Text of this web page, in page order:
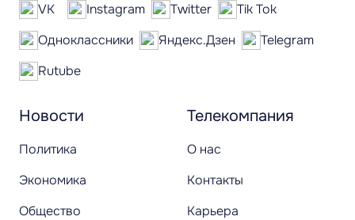
Новости
Политика
Экономика
Общество
Телекомпания
О нас
Контакты
Карьера
VK Instagram Twitter
Tik Tok
Одноклассники
Яндекс.Дзен
Telegram
Rutube